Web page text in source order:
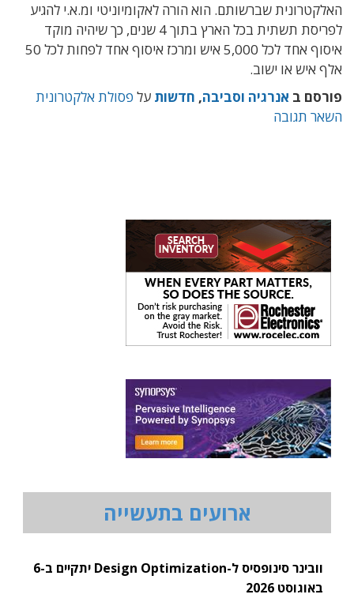
האלקטרונית שברשותם. הוא הורה לאקומיוניטי ומ.א.י להגיע
לפריסת תשתית בכל הארץ בתוך 4 שנים, כך שיהיה מוקד
איסוף אחד לכל 5,000 איש ומרכז איסוף אחד לפחות לכל 50
אלף איש או ישוב.
פורסם ב אנרגיה וסביבה, חדשות על פסולת אלקטרונית
השאר תגובה
ארועים בתעשייה
וובינר סינופסיס ל-Design Optimization יתקיים ב-6
באוגוסט 2026